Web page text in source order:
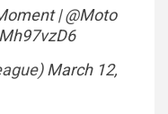
|@Moto
March 12,